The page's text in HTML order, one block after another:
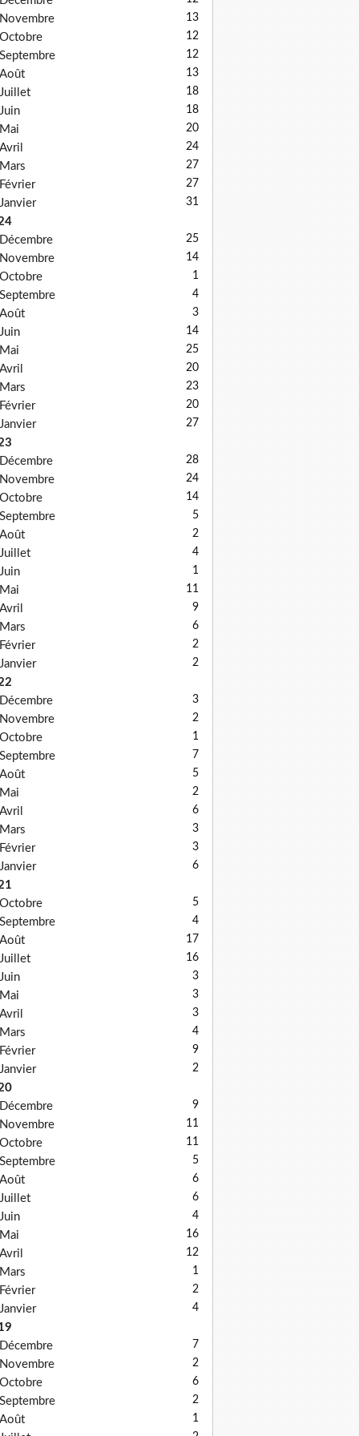
Novembre 13
Octobre 12
Septembre 12
Août 13
Juillet 18
Juin 18
Mai 20
Avril 24
Mars 27
Février 27
Janvier 31
Décembre
25
Novembre 14
Octobre 1
Septembre 4
Août 3
Juin 14
Mai 25
Avril 20
Mars 23
Février 20
Janvier 27
Décembre
28
Novembre 24
Octobre 14
Septembre 5
Août 2
Juillet 4
Juin 1
Mai 11
Avril 9
Mars 6
Février 2
Janvier 2
Décembre
3
Novembre 2
Octobre 1
Septembre 7
Août 5
Mai 2
Avril 6
Mars 3
Février 3
Janvier 6
Octobre
5
Septembre 4
Août 17
Juillet 16
Juin 3
Mai 3
Avril 3
Mars 4
Février 9
Janvier 2
Décembre
9
Novembre 11
Octobre 11
Septembre 5
Août 6
Juillet 6
Juin 4
Mai 16
Avril 12
Mars 1
Février 2
Janvier 4
Décembre
7
Novembre 2
Octobre 6
Septembre 2
Août 1